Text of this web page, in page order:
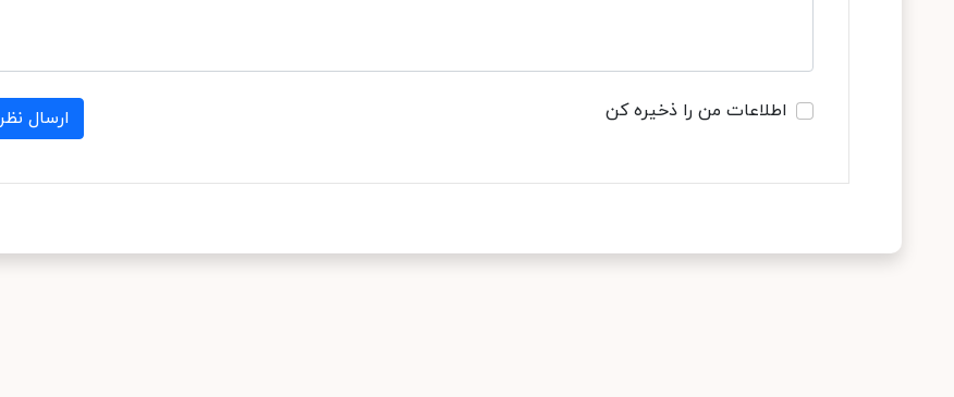
اطلاعات من را ذخیره کن ارسال نظر